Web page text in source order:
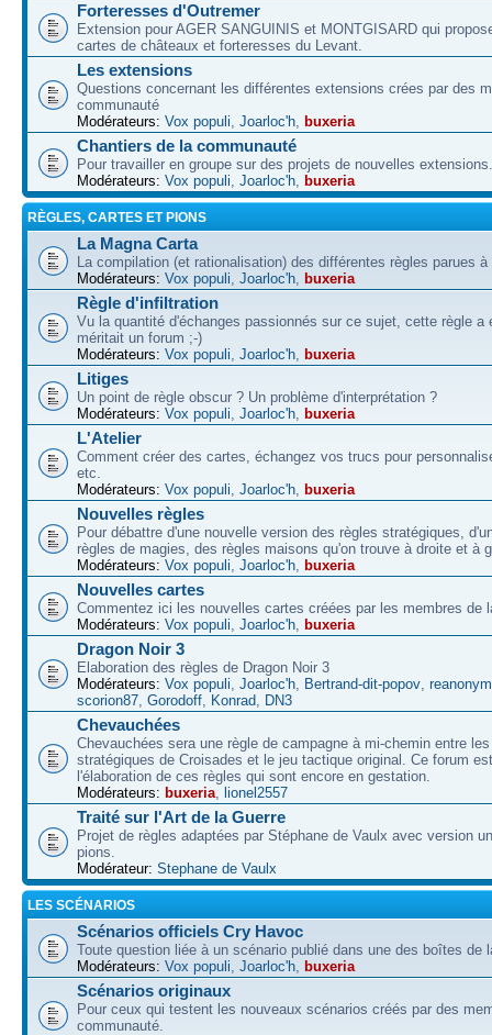
Forteresses d'Outremer
Extension pour AGER SANGUINIS et MONTGISARD qui
cartes de châteaux et forteresses du Levant.
Les extensions
Questions concernant les différentes extensions crées par des
communauté
Modérateurs: Vox populi, Joarloc'h, buxeria
Chantiers de la communauté
Pour travailler en groupe sur des projets de nouvelles extensions.
Modérateurs: Vox populi, Joarloc'h, buxeria
RÈGLES, CARTES ET PIONS
La Magna Carta
La compilation (et rationalisation) des différentes règles parues à
Modérateurs: Vox populi, Joarloc'h, buxeria
Règle d'infiltration
Vu la quantité d'échanges passionnés sur ce sujet, cette règle a
méritait un forum ;-)
Modérateurs: Vox populi, Joarloc'h, buxeria
Litiges
Un point de règle obscur ? Un problème d'interprétation ?
Modérateurs: Vox populi, Joarloc'h, buxeria
L'Atelier
Comment créer des cartes, échangez vos trucs pour
etc.
Modérateurs: Vox populi, Joarloc'h, buxeria
Nouvelles règles
Pour débattre d'une nouvelle version des règles stratégiques,
règles de magies, des règles maisons qu'on trouve à droite et à
Modérateurs: Vox populi, Joarloc'h, buxeria
Nouvelles cartes
Commentez ici les nouvelles cartes créées par les membres de
Modérateurs: Vox populi, Joarloc'h, buxeria
Dragon Noir 3
Elaboration des règles de Dragon Noir 3
Modérateurs: Vox populi, Joarloc'h, Bertrand-dit-popov,
scorion87, Gorodoff, Konrad, DN3
Chevauchées
Chevauchées sera une règle de campagne à mi-chemin entre
stratégiques de Croisades et le jeu tactique original. Ce forum
l'élaboration de ces règles qui sont encore en gestation.
Modérateurs: buxeria, lionel2557
Traité sur l'Art de la Guerre
Projet de règles adaptées par Stéphane de Vaulx avec version
pions.
Modérateur: Stephane de Vaulx
LES SCÉNARIOS
Scénarios officiels Cry Havoc
Toute question liée à un scénario publié dans une des boîtes de
Modérateurs: Vox populi, Joarloc'h, buxeria
Scénarios originaux
Pour ceux qui testent les nouveaux scénarios créés par des
communauté.